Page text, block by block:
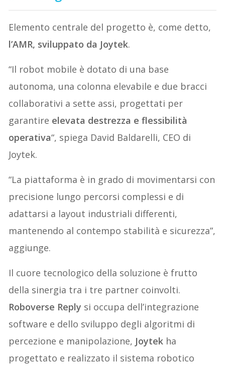
Elemento centrale del progetto è, come detto,
l’AMR, sviluppato da Joytek.
“Il robot mobile è dotato di una base
autonoma, una colonna elevabile e due bracci
collaborativi a sette assi, progettati per
garantire elevata destrezza e flessibilità
operativa“, spiega David Baldarelli, CEO di
Joytek.
“La piattaforma è in grado di movimentarsi con
precisione lungo percorsi complessi e di
adattarsi a layout industriali differenti,
mantenendo al contempo stabilità e sicurezza”,
aggiunge.
Il cuore tecnologico della soluzione è frutto
della sinergia tra i tre partner coinvolti.
Roboverse Reply si occupa dell’integrazione
software e dello sviluppo degli algoritmi di
percezione e manipolazione, Joytek ha
progettato e realizzato il sistema robotico